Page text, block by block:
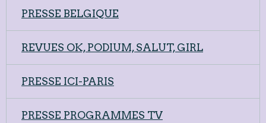
PRESSE BELGIQUE
REVUES OK, PODIUM, SALUT, GIRL
PRESSE ICI-PARIS
PRESSE PROGRAMMES TV